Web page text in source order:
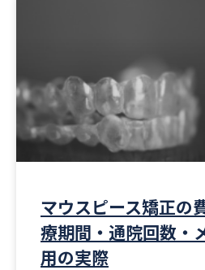
マウスピース矯正の
療期間・通院回数・
用の実際